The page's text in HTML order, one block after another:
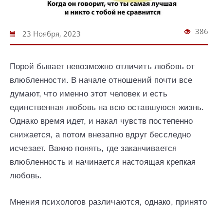
23 Ноября, 2023 386
Порой бывает невозможно отличить любовь от
влюбленности. В начале отношений почти все
думают, что именно этот человек и есть
единственная любовь на всю оставшуюся жизнь.
Однако время идет, и накал чувств постепенно
снижается, а потом внезапно вдруг бесследно
исчезает. Важно понять, где заканчивается
влюбленность и начинается настоящая крепкая
любовь.
Мнения психологов различаются, однако, принято